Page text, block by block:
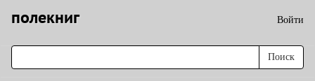
полекниг Войти
Поиск